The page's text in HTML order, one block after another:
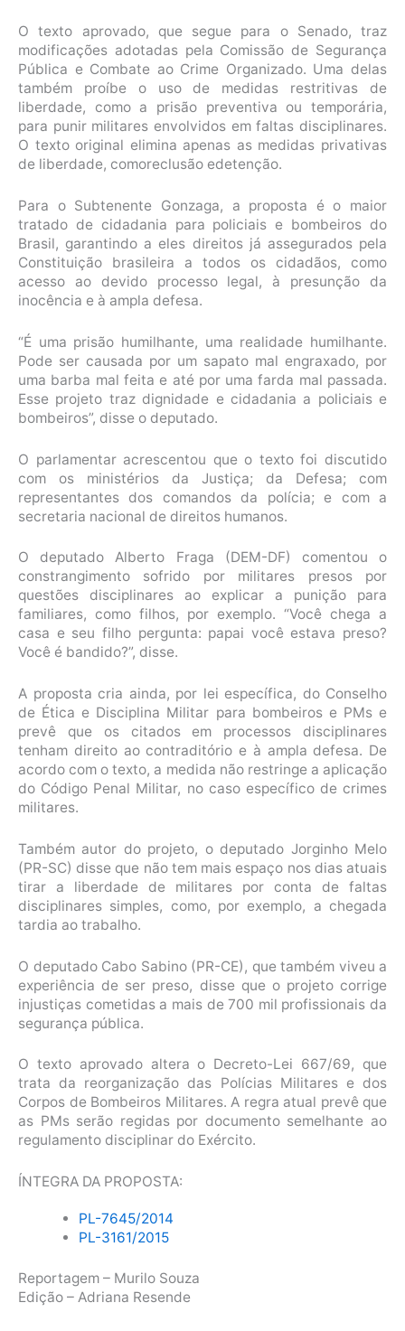
O texto aprovado, que segue para o Senado, traz
modificações adotadas pela Comissão de Segurança
Pública e Combate ao Crime Organizado. Uma delas
também proíbe o uso de medidas restritivas de
liberdade, como a prisão preventiva ou temporária,
para punir militares envolvidos em faltas disciplinares.
O texto original elimina apenas as medidas privativas
de liberdade, comoreclusão edetenção.
Para o Subtenente Gonzaga, a proposta é o maior
tratado de cidadania para policiais e bombeiros do
Brasil, garantindo a eles direitos já assegurados pela
Constituição brasileira a todos os cidadãos, como
acesso ao devido processo legal, à presunção da
inocência e à ampla defesa.
“É uma prisão humilhante, uma realidade humilhante.
Pode ser causada por um sapato mal engraxado, por
uma barba mal feita e até por uma farda mal passada.
Esse projeto traz dignidade e cidadania a policiais e
bombeiros”, disse o deputado.
O parlamentar acrescentou que o texto foi discutido
com os ministérios da Justiça; da Defesa; com
representantes dos comandos da polícia; e com a
secretaria nacional de direitos humanos.
O deputado Alberto Fraga (DEM-DF) comentou o
constrangimento sofrido por militares presos por
questões disciplinares ao explicar a punição para
familiares, como filhos, por exemplo. “Você chega a
casa e seu filho pergunta: papai você estava preso?
Você é bandido?”, disse.
A proposta cria ainda, por lei específica, do Conselho
de Ética e Disciplina Militar para bombeiros e PMs e
prevê que os citados em processos disciplinares
tenham direito ao contraditório e à ampla defesa. De
acordo com o texto, a medida não restringe a aplicação
do Código Penal Militar, no caso específico de crimes
militares.
Também autor do projeto, o deputado Jorginho Melo
(PR-SC) disse que não tem mais espaço nos dias atuais
tirar a liberdade de militares por conta de faltas
disciplinares simples, como, por exemplo, a chegada
tardia ao trabalho.
O deputado Cabo Sabino (PR-CE), que também viveu a
experiência de ser preso, disse que o projeto corrige
injustiças cometidas a mais de 700 mil profissionais da
segurança pública.
O texto aprovado altera o Decreto-Lei 667/69, que
trata da reorganização das Polícias Militares e dos
Corpos de Bombeiros Militares. A regra atual prevê que
as PMs serão regidas por documento semelhante ao
regulamento disciplinar do Exército.
ÍNTEGRA DA PROPOSTA:
PL-7645/2014
PL-3161/2015
Reportagem – Murilo Souza
Edição – Adriana Resende